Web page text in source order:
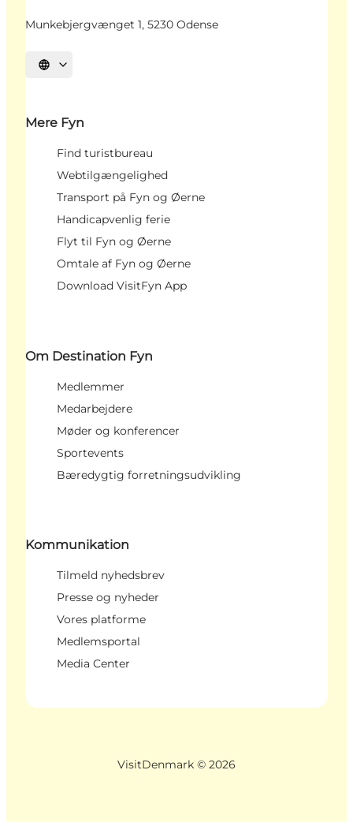
Munkebjergvænget 1, 5230 Odense
Vælg sprog
Mere Fyn
Find turistbureau
Webtilgængelighed
Transport på Fyn og Øerne
Handicapvenlig ferie
Flyt til Fyn og Øerne
Omtale af Fyn og Øerne
Download VisitFyn App
Om Destination Fyn
Medlemmer
Medarbejdere
Møder og konferencer
Sportevents
Bæredygtig forretningsudvikling
Kommunikation
Tilmeld nyhedsbrev
Presse og nyheder
Vores platforme
Medlemsportal
Media Center
VisitDenmark © 2026